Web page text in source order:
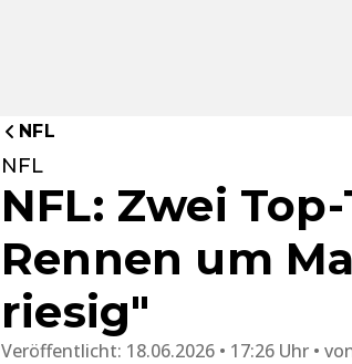
NFL
NFL
NFL: Zwei
Rennen um
riesig"
Veröffentlicht: 18.06.2026 • 17:26 Uhr